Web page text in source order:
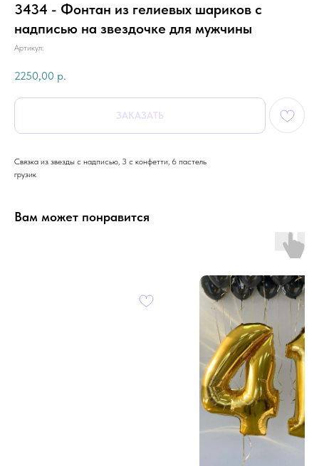
3434 - Фонтан из гелиевых шариков с
надписью на звездочке для мужчины
Артикул:
2250,00 р.
ЗАКАЗАТЬ
Связка из звезды с надписью, 3 с конфетти, 6 пастель
грузик
Вам может понравится